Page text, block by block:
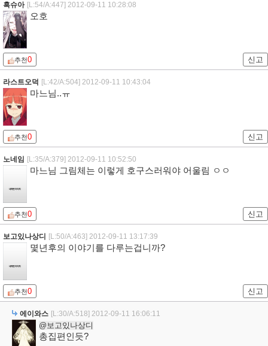
흑슈아 [L:54/A:447] 2012-09-11 10:28:08
오호
추천0 신고
라스트오덕 [L:42/A:504] 2012-09-11 10:43:04
마느님..ㅠ
추천0 신고
노네임 [L:35/A:379] 2012-09-11 10:52:50
마느님 그림체는 이렇게 호구스러워야 어울림 ㅇㅇ
추천0 신고
보고있나상디 [L:50/A:463] 2012-09-11 13:17:39
몇년후의 이야기를 다루는겁니까?
추천0 신고
에이와스 [L:30/A:518] 2012-09-11 16:06:11
@보고있나상디
총집편인듯?